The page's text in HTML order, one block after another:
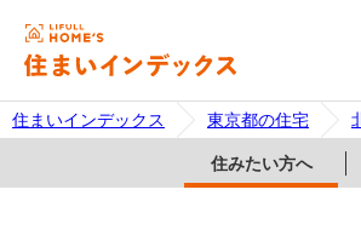
住まいインデックス 東京都の住宅
住みたい方へ